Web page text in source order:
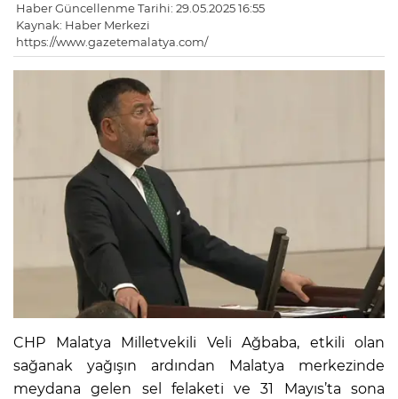
Haber Güncellenme Tarihi: 29.05.2025 16:55
Kaynak: Haber Merkezi
https://www.gazetemalatya.com/
CHP Malatya Milletvekili Veli Ağbaba, etkili olan
sağanak yağışın ardından Malatya merkezinde
meydana gelen sel felaketi ve 31 Mayıs’ta sona